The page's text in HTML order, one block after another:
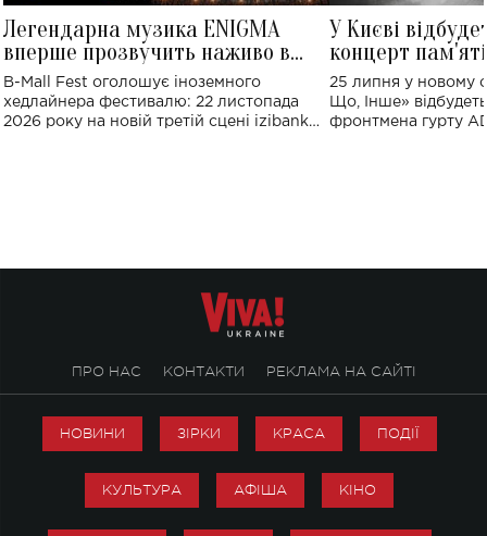
Легендарна музика ENIGMA
вперше прозвучить наживо в
Україні: де відбудеться концерт
B-Mall Fest оголошує іноземного
хедлайнера фестивалю: 22 листопада
2026 року на новій третій сцені izibank
У Києві
концерт
Клименка:
виконають
25 липня у новому
Що, Інше»
фронтмена гурту
ПРО НАС КОНТАКТИ РЕКЛАМА НА САЙТІ
НОВИНИ ЗІРКИ КРАСА ПОДІЇ
КУЛЬТУРА АФІША КІНО